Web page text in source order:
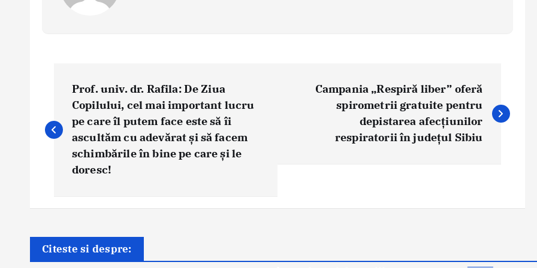
t
n
a
t
Prof. univ. dr. Rafila: De Ziua
Copilului, cel mai important lucru
pe care îl putem face este să îi
ascultăm cu adevărat și să facem
schimbările în bine pe care și le
doresc!
Campania „Respiră liber” oferă
spirometrii gratuite pentru
depistarea afecțiunilor
respiratorii în județul Sibiu
Citeste si despre:
ASSMB s-a alăturat ARNIS
Știri